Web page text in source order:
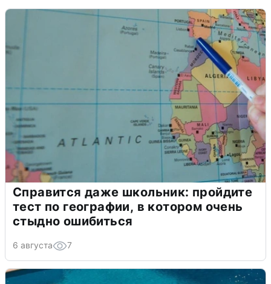
Справится даже школьник: пройдите
тест по географии, в котором очень
стыдно ошибиться
6 августа 7